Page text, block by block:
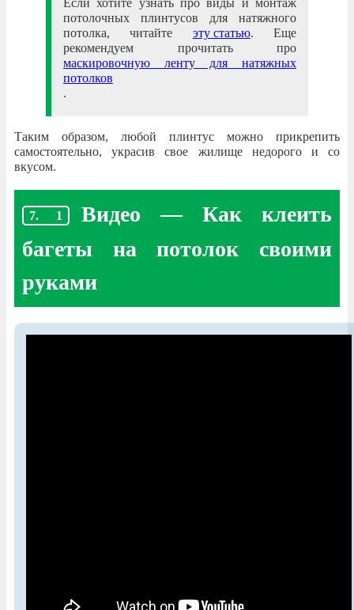
потолочных плинтусов для натяжного
потолка, читайте эту статью. Еще
рекомендуем прочитать про
маскировочную ленту для натяжных
потолков
.
Таким образом, любой плинтус можно прикрепить
самостоятельно, украсив свое жилище недорого и со
вкусом.
Видео — Как клеить
багеты на потолок своими
руками